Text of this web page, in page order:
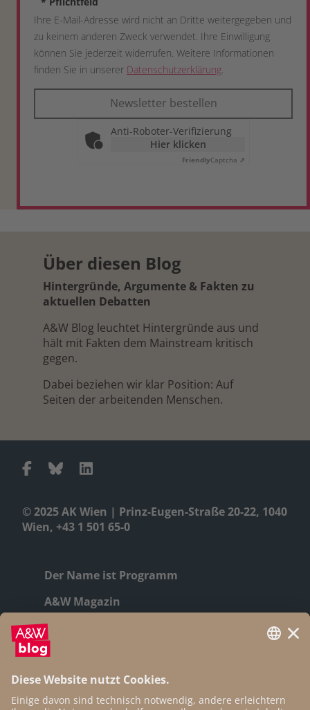
Ihre E-Mail-Adresse wird nicht an Dritte weitergegeben und
zu keinem anderen Zweck verwendet. Ihre Einwilligung
können Sie jederzeit widerrufen. Weitere Informationen
finden Sie in unserer Datenschutzerklärung
Newsletter bestellen
Anti-Roboter-Verifizierung
Hier klicken
FriendlyCaptcha ⇗
© 2025 AK Wien | Prinz-Eugen-Straße 20-22, 1040
Wien, +43 1 501 65-0
Der Name ist Programm
A&W Magazin
Geschichte
Autor:innen
Newsletter
Über diesen Blog
Hintergründe, Argumente & Fakten zu
aktuellen Debatten
A&W Blog leuchtet Hintergründe aus und
hält mit Fakten dem Mainstream kritisch
gegen.
Dabei beziehen wir klar Position: Auf
Seiten der arbeitenden Menschen.